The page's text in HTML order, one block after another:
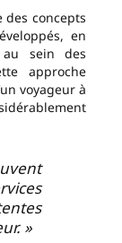
des concepts
en
au sein des
approche
voyageur à
»